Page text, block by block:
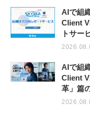
AIで組
Client
トサー
AIで組
Client
革」篇